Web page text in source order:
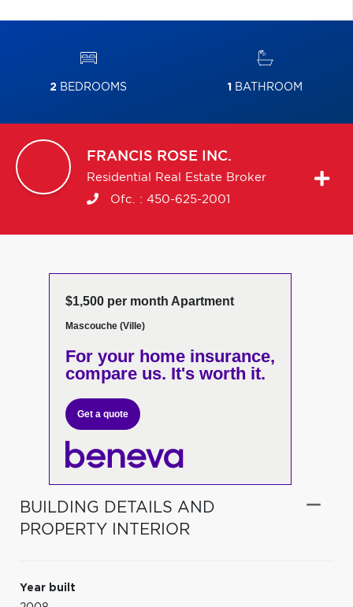
2 BEDROOMS 1 BATHROOM
FRANCIS ROSE INC.
Residential Real Estate Broker
Ofc. : 450-625-2001
$1,500 per month Apartment
Mascouche (Ville)
For your home insurance,
compare us. It's worth it.
Get a quote
BUILDING DETAILS AND
PROPERTY INTERIOR
Year built